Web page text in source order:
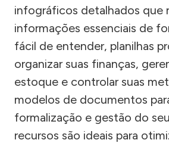
infográficos detalhados que
informações essenciais de
fácil de entender, planilhas
organizar suas finanças,
estoque e controlar suas
modelos de documentos
formalização e gestão do
recursos são ideais para